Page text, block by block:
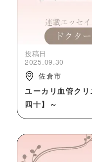
投稿日
2025.09.30
佐倉市
ユーカリ血管ク
四十】～